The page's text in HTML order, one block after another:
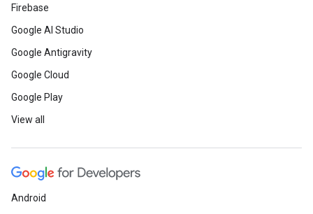
Firebase
Google AI Studio
Google Antigravity
Google Cloud
Google Play
View all
Android